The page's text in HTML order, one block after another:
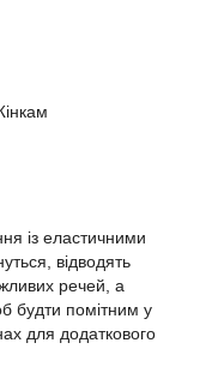
із еластичними
відводять
речей, а
будти помітним у
для додаткового